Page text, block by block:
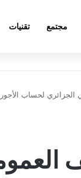
مجتمع تقنيات
لحساب